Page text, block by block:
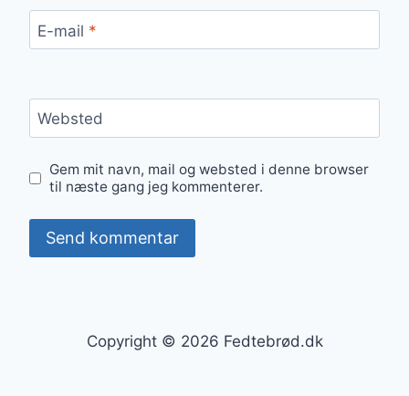
E-mail *
Websted
Gem mit navn, mail og websted i denne browser
til næste gang jeg kommenterer.
Copyright © 2026 Fedtebrød.dk